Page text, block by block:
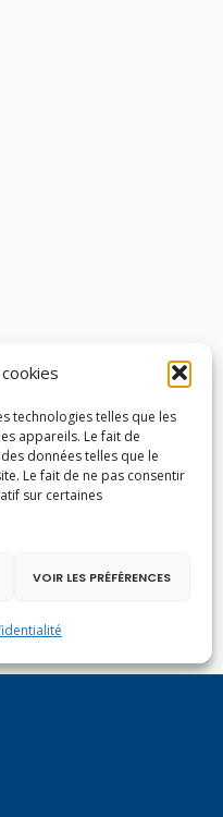
technologies telles que les
appareils. Le fait de
données telles que le
Le fait de ne pas consentir
sur certaines
VOIR LES PRÉFÉRENCES